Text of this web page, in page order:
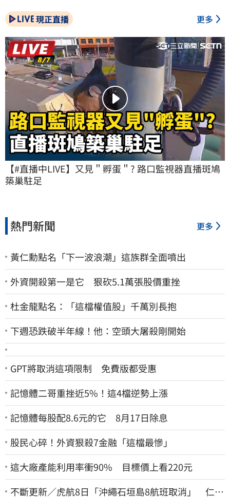
現正直播 更多
【#直播中LIVE】又見＂孵蛋＂? 路口監視器直播斑鳩
築巢駐足
熱門新聞 更多
黃仁勳點名「下一波浪潮」這族群全面噴出
外資開殺第一是它 狠砍5.1萬張股價重挫
杜金龍點名：「這檔權值股」千萬別長抱
下週恐跌破半年線！他：空頭大屠殺剛開始
GPT將取消這項限制 免費版都受惠
記憶體二哥重挫近5%！這4檔逆勢上漲
記憶體每股配8.6元的它 8月17日除息
股民心碎！外資狠殺7金融「這檔最慘」
這大廠產能利用率衝90% 目標價上看220元
不斷更新／虎航8日「沖繩石垣島8航班取消」 仁川